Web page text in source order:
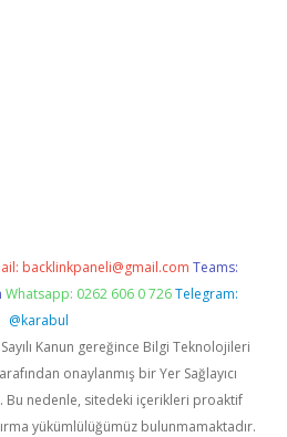
backlinkpaneli@gmail.com Teams:
Whatsapp: 0262 606 0 726 Telegram:
@karabul
Kanun gereğince Bilgi Teknolojileri
onaylanmış bir Yer Sağlayıcı
Bu nedenle, sitedeki içerikleri proaktif
yükümlülüğümüz bulunmamaktadır.